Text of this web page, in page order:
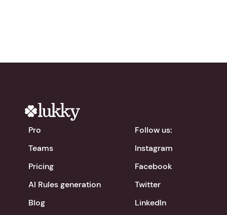
Pro
Teams
Pricing
AI Rules generation
Blog
Follow us:
Instagram
Facebook
Twitter
LinkedIn